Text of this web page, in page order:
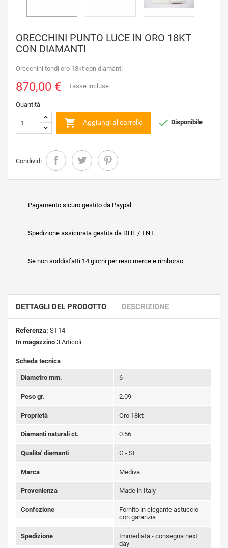
ORECCHINI PUNTO LUCE IN ORO 18KT
CON DIAMANTI
Orecchini tondi oro 18kt con diamanti
870,00 € Tasse incluse
Quantità
 Aggiungi al carrello  Disponibile
Condividi
Pagamento sicuro gestito da Paypal
Spedizione assicurata gestita da DHL / TNT
Se non soddisfatti 14 giorni per reso merce e rimborso
DETTAGLI DEL PRODOTTO DESCRIZIONE
Referenza: ST14
In magazzino 3 Articoli
Scheda tecnica
Diametro mm. 6
Peso gr. 2.09
Proprietà Oro 18kt
Diamanti naturali ct. 0.56
Qualita' diamanti G - SI
Marca Mediva
Provenienza Made in Italy
Confezione
Fornito in elegante astuccio
con garanzia
Spedizione
Immediata - consegna next
day